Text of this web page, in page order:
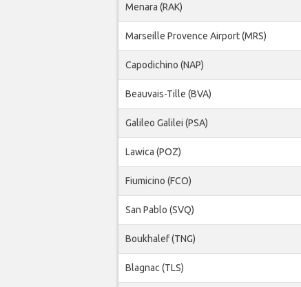
Menara (RAK)
Marseille Provence Airport (MRS)
Capodichino (NAP)
Beauvais-Tille (BVA)
Galileo Galilei (PSA)
Lawica (POZ)
Fiumicino (FCO)
San Pablo (SVQ)
Boukhalef (TNG)
Blagnac (TLS)